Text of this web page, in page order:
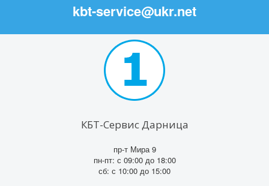
kbt-service@ukr.net
КБТ-Сервис Дарница
пр-т Мира 9
пн-пт: с 09:00 до 18:00
сб: с 10:00 до 15:00